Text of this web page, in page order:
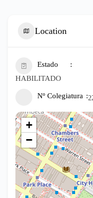
Location
Estado
HABILITADO
Nº Colegiatura
+
−